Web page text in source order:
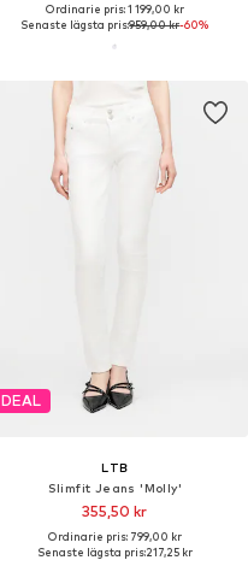
Ordinarie pris: 1 199,00 kr
Senaste lägsta pris:959,00 kr-60%
DEAL
LTB
Slimfit Jeans 'Molly'
355,50 kr
Ordinarie pris: 799,00 kr
Senaste lägsta pris:217,25 kr